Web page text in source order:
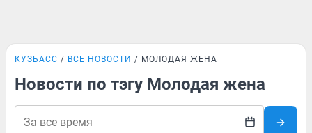
КУЗБАСС ВСЕ НОВОСТИ МОЛОДАЯ ЖЕНА
Новости по тэгу Молодая жена